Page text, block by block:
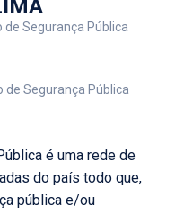
Segurança Pública
de Segurança Pública
é uma rede de
do país todo que,
pública e/ou